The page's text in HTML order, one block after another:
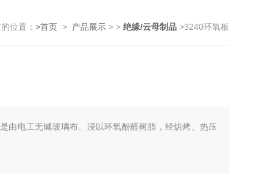
位置： >首页 > 产品展示 > > 绝缘/云母制品 >3240环氧板
由电工无碱玻璃布、浸以环氧酚醛树脂，经烘烤、热压